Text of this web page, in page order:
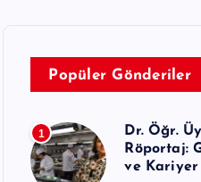
Popüler Gönderiler
1
Dr. Öğr.
Röportaj:
ve Kariyer